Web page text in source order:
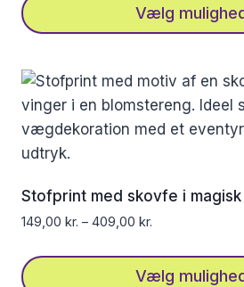
Vælg
vare
har
flere
varianter.
Mulighederne
kan
vælges
varesiden
Stofprint med skovfe i
149,00 kr. – 409,00 kr.
Vælg